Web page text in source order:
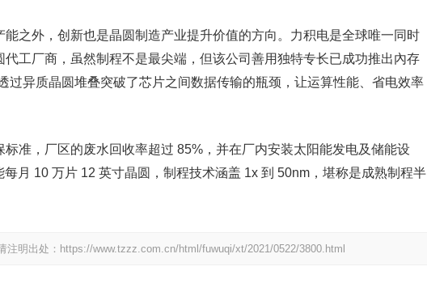
之外，创新也是晶圆制造产业提升价值的方向。力积电是全球唯一同时
工厂商，虽然制程不是最尖端，但该公司善用独特专长已成功推出內存
过异质晶圆堆叠突破了芯片之间数据传输的瓶颈，让运算性能、省电效率
准，厂区的废水回收率超过 85%，并在厂内安装太阳能发电及储能设
月 10 万片 12 英寸晶圆，制程技术涵盖 1x 到 50nm，堪称是成熟制程半
注明出处： https://www.tzzz.com.cn/html/fuwuqi/xt/2021/0522/3800.html